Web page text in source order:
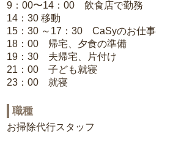
9：00〜14：00 飲食店で勤務
14：30 移動
15：30 ～17：30 CaSyのお仕事
18：00 帰宅、夕食の準備
19：30 夫帰宅、片付け
21：00 子ども就寝
23：00 就寝
職種
お掃除代行スタッフ